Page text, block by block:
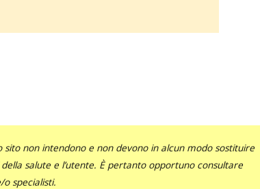
non intendono e non devono in alcun modo sostituire
salute e l’utente. È pertanto opportuno consultare
specialisti.